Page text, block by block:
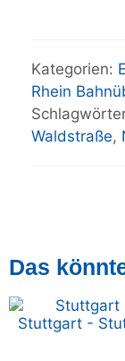
Kategorien:
Rhein
Waldstraße,
Das